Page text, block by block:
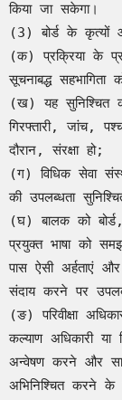
किया जा सकेगा।
(3) बोर्ड के कृत्यों
(क) प्रक्रिया के
सूचनाबद्ध सहभागिता
(ख) यह सुनिश्चित
गिरफ्तारी, जांच,
दौरान, संरक्षा हो;
(ग) विधिक सेवा
की उपलब्धता
(घ) बालक को
प्रयुक्त भाषा को
पास ऐसी अर्हताएं
संदाय करने पर
(ङ) परिवीक्षा
कल्याण अधिकारी या
अन्वेषण करने और
अभिनिश्चित करने के